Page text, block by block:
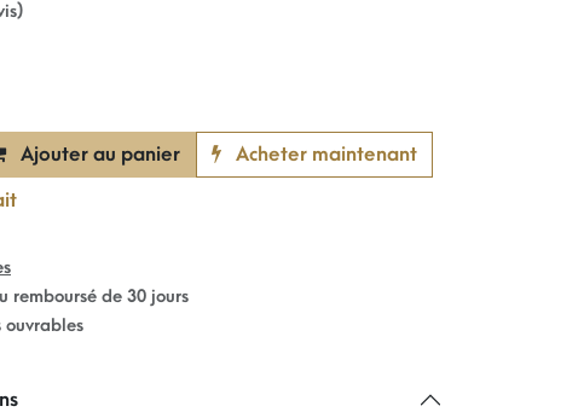
Ajouter au panier Acheter maintenant
remboursé de 30 jours
ouvrables